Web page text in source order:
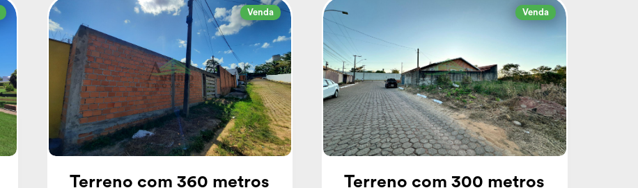
Venda
Terreno com 360 metros
Venda
Terreno com 300 metros